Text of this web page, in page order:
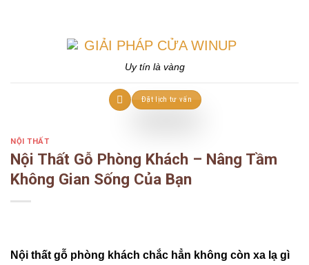
Uy tín là vàng
Đặt lịch tư vấn
NỘI THẤT
Nội Thất Gỗ Phòng Khách – Nâng Tầm
Không Gian Sống Của Bạn
Nội thất gỗ phòng khách chắc hẳn không còn xa lạ gì